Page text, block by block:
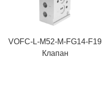
VOFC-L-M52-M-FG14-F19
Клапан